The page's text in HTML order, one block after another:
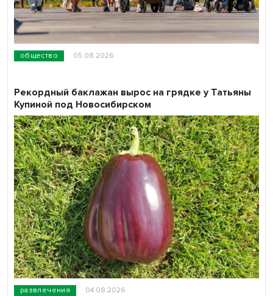
общество 05.08.2026
развлечения 04.08.2026
Рекордный баклажан вырос на грядке у Татьяны
Купиной под Новосибирском